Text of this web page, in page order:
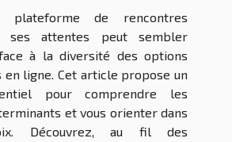
plateforme de rencontres
ses attentes peut sembler
à la diversité des options
en ligne. Cet article propose un
pour comprendre les
et vous orienter dans
Découvrez, au fil des